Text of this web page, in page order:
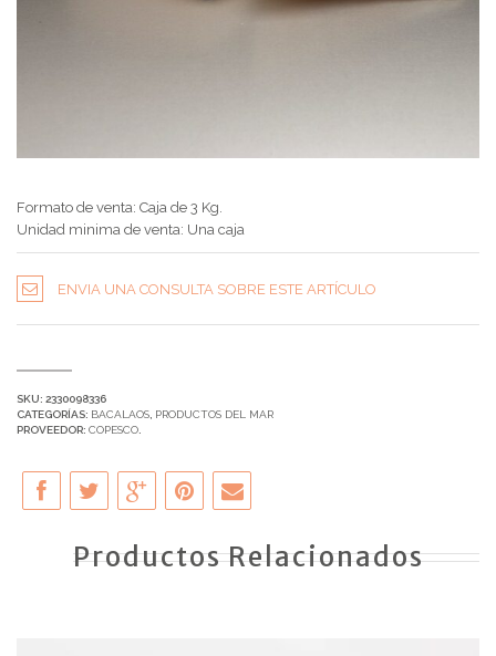
Formato de venta: Caja de 3 Kg.
Unidad minima de venta: Una caja
ENVIA UNA CONSULTA SOBRE ESTE ARTÍCULO
SKU: 2330098336
CATEGORÍAS: BACALAOS PRODUCTOS DEL MAR
PROVEEDOR: COPESCO
Productos Relacionados